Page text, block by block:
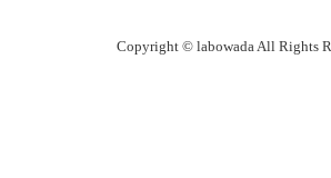
Copyright © labowada All Rights